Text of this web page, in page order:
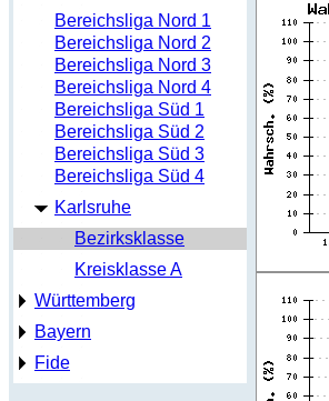
Bereichsliga Nord 1
Bereichsliga Nord 2
Bereichsliga Nord 3
Bereichsliga Nord 4
Bereichsliga Süd 1
Bereichsliga Süd 2
Bereichsliga Süd 3
Bereichsliga Süd 4
Karlsruhe
Bezirksklasse
Kreisklasse A
Württemberg
Bayern
Fide